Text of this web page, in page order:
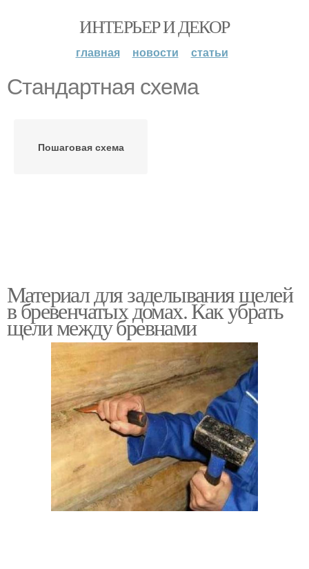
ИНТЕРЬЕР И ДЕКОР
главная новости статьи
Стандартная схема
Пошаговая схема
Материал для заделывания щелей
в бревенчатых домах. Как убрать
щели между бревнами